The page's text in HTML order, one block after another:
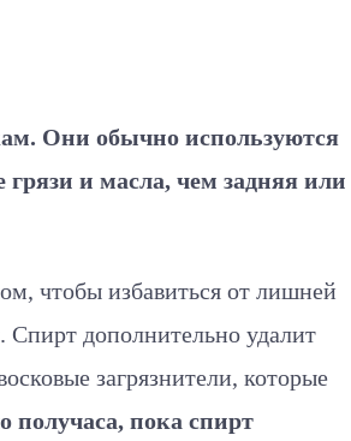
Они обычно используются
грязи и масла, чем задняя или
чтобы избавиться от лишней
Спирт дополнительно удалит
загрязнители, которые
получаса, пока спирт